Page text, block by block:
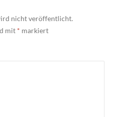
nicht veröffentlicht.
mit * markiert